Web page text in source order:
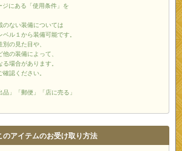
ジにある「使用条件」を
ない装備については
ル１から装備可能です。
の見た目や、
の装備によって、
場合があります。
認ください。
」「郵便」「店に売る」
のアイテムのお受け取り方法